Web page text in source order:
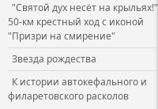
"Святой дух несёт на крыльях!"
50-км крестный ход с иконой
"Призри на смирение"
Звезда рождества
К истории автокефального и
филаретовского расколов